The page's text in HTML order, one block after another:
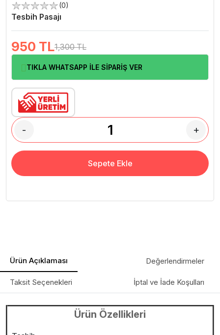
(0)
Tesbih Pasajı
950 TL1,300 TL
TIKLA WHATSAPP İLE SİPARİŞ VER
- +
Sepete Ekle
Ürün Açıklaması Değerlendirmeler
Taksit Seçenekleri İptal ve İade Koşulları
Ürün Özellikleri